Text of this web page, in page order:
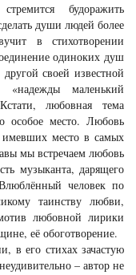
будоражить
души людей более
в стихотворении
одиноких душ
своей известной
«надежды маленький
любовная тема
особое место. Любовь
имевших место в самых
мы встречаем любовь
музыканта, дарящего
человек по
таинству любви,
любовной лирики
её обоготворение.
в его стихах зачастую
– автор не